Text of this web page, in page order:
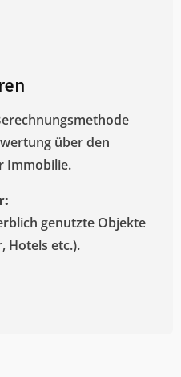
über den
Immobilie.
genutzte Objekte
Hotels etc.).